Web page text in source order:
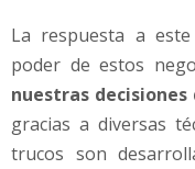
a
r
e
n
La respuesta a
poder de estos
nuestras decisiones
gracias a diversas
trucos son